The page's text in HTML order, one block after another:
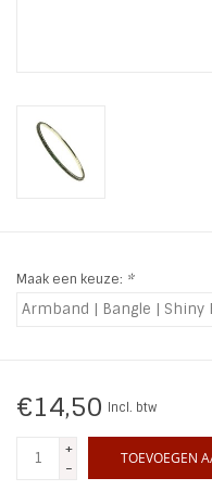
Blog
Maak een keuze: *
€14,50 Incl. btw
+
-
TOEVOEGEN